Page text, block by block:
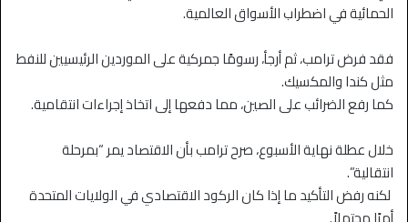
الحمائية في اضطراب الأسواق العالمية.
فقد فرض ترامب، ثم أرجأ، رسومًا جمركية على الموردين الرئيسيين للنفط
مثل كندا والمكسيك.
كما رفع الضرائب على الصين، مما دفعها إلى اتخاذ إجراءات انتقامية.
خلال عطلة نهاية الأسبوع، صرح ترامب بأن الاقتصاد يمر “بمرحلة
انتقالية”.
لكنه رفض التأكيد ما إذا كان الركود الاقتصادي في الولايات المتحدة